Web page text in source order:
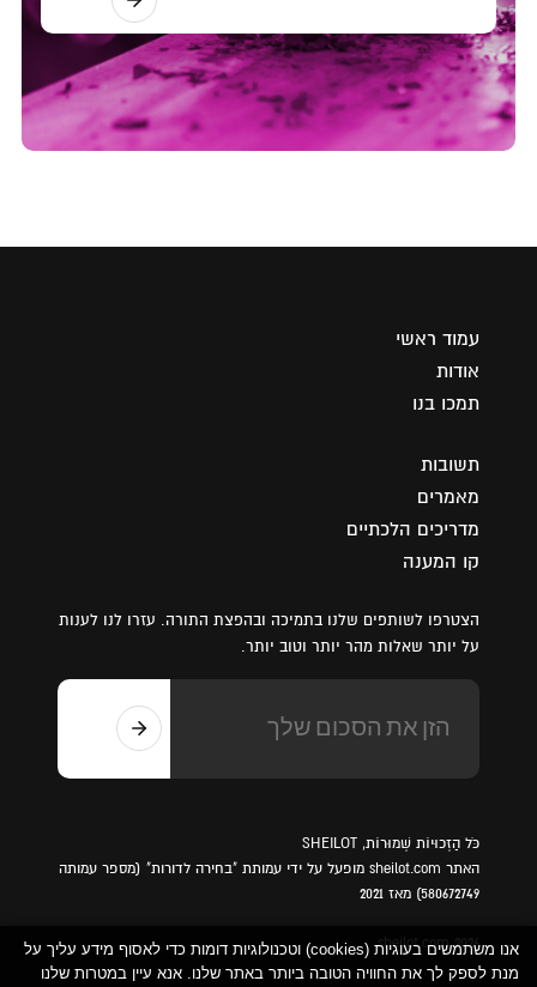
עמוד ראשי
אודות
תמכו בנו
תשובות
מאמרים
מדריכים הלכתיים
קו המענה
הצטרפו לשותפים שלנו בתמיכה ובהפצת התורה. עזרו לנו לענות
על יותר שאלות מהר יותר וטוב יותר.
כֹּל הַזְכוּיוֹת שְׁמוּרוֹת, SHEILOT
האתר sheilot.com מופעל על ידי עמותת "בחירה לדורות" (מספר עמותה
580672749) מאז 2021
sheilot.com 2026
אנו משתמשים בעוגיות (cookies) וטכנולוגיות דומות כדי לאסוף מידע עליך על
מנת לספק לך את החוויה הטובה ביותר באתר שלנו. אנא עיין במטרות שלנו